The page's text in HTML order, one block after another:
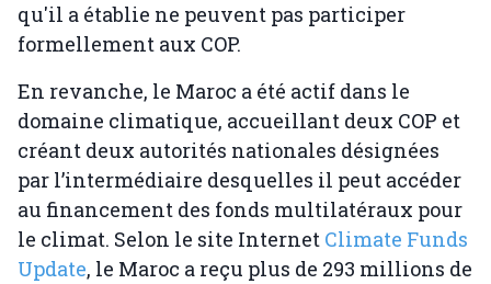
qu'il a établie ne peuvent pas participer
formellement aux COP.
En revanche, le Maroc a été actif dans le
domaine climatique, accueillant deux COP et
créant deux autorités nationales désignées
par l’intermédiaire desquelles il peut accéder
au financement des fonds multilatéraux pour
le climat. Selon le site Internet Climate Funds
Update, le Maroc a reçu plus de 293 millions de